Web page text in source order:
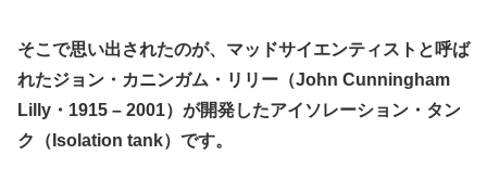
そこで思い出されたのが、マッドサイエンティストと呼ば
れたジョン・カニンガム・リリー（John Cunningham
Lilly・1915 – 2001）が開発したアイソレーション・タン
ク（Isolation tank）です。